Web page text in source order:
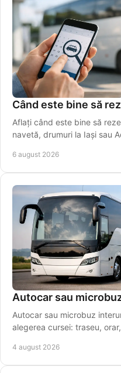
Când este bine să
Aflați când este bine să
navetă, drumuri la Iași sau
6 august 2026
Autocar sau
Autocar sau microbuz
alegerea cursei: traseu,
4 august 2026